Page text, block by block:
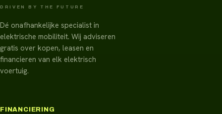
DRIVEN BY THE FUTURE
Dé onafhankelijke specialist in
elektrische mobiliteit. Wij adviseren
gratis over kopen, leasen en
financieren van elk elektrisch
voertuig.
FINANCIERING